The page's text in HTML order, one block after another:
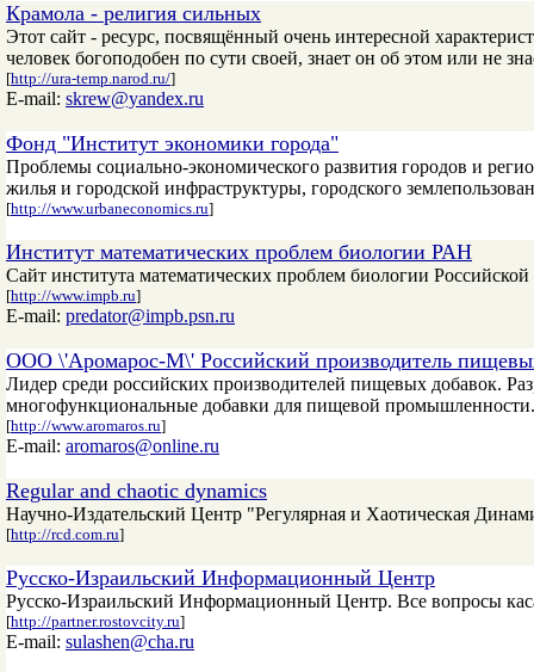
Крамола - религия сильных
Этот сайт - ресурс, посвящённый очень интересной
человек богоподобен по сути своей, знает он об этом или не
[http://ura-temp.narod.ru/]
E-mail: skrew@yandex.ru
Фонд "Институт экономики города"
Проблемы социально-экономического развития городов и
жилья и городской инфраструктуры, городского
[http://www.urbaneconomics.ru]
Институт математических проблем биологии РАН
Сайт института математических проблем биологии
[http://www.impb.ru]
E-mail: predator@impb.psn.ru
ООО \'Аромарос-М\' Российский производитель
Лидер среди российских производителей пищевых добавок.
многофункциональные добавки для пищевой промышленности.
[http://www.aromaros.ru]
E-mail: aromaros@online.ru
Regular and chaotic dynamics
Научно-Издательский Центр "Регулярная и Хаотическая
[http://rcd.com.ru]
Русско-Израильский Информационный Центр
Русско-Израильский Информационный Центр. Все вопросы
[http://partner.rostovcity.ru]
E-mail: sulashen@cha.ru